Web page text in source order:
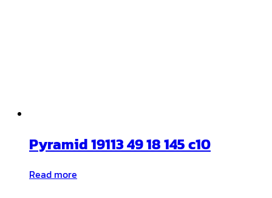
Pyramid 19113 49 18 145 c10
Read more